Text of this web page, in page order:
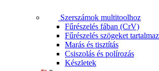
Szerszámok multitoolhoz
Fűrészelés fában (CrV)
Fűrészelés szögeket
Marás és tisztítás
Csiszolás és polírozás
Készletek